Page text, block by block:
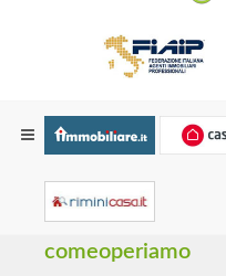
comeoperiamo